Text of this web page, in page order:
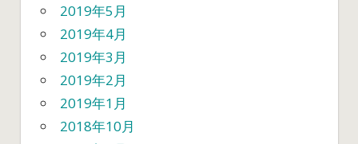
2019年5月
2019年4月
2019年3月
2019年2月
2019年1月
2018年10月